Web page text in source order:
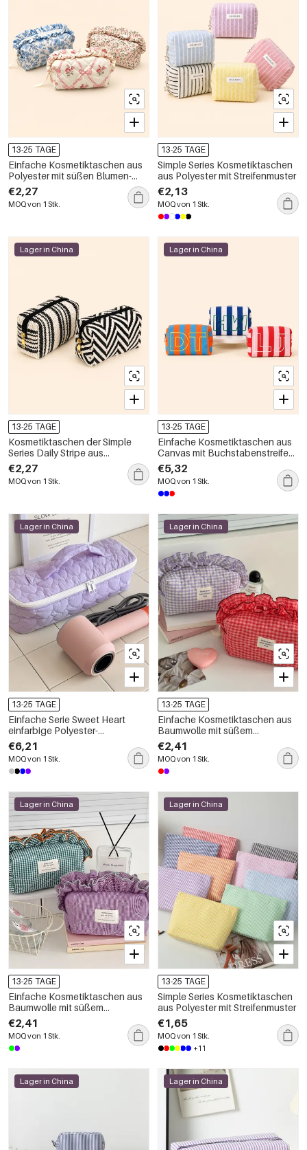
13-25 TAGE
Einfache Kosmetiktaschen aus
Polyester mit süßen Blumen-
und Tiermotiven, Schleifen und
Rosenmotiven
€2,27
MOQ von 1 Stk.
13-25 TAGE
Simple Series Kosmetiktaschen
aus Polyester mit Streifenmuster
€2,13
MOQ von 1 Stk.
Lager in China
13-25 TAGE
Kosmetiktaschen der Simple
Series Daily Stripe aus
gewebtem Polyester
€2,27
MOQ von 1 Stk.
Lager in China
13-25 TAGE
Einfache Kosmetiktaschen aus
Canvas mit Buchstabenstreifen
und bunten Mustern
€5,32
MOQ von 1 Stk.
Lager in China
13-25 TAGE
Einfache Serie Sweet Heart
einfarbige Polyester-
Kosmetiktaschen
€6,21
MOQ von 1 Stk.
Lager in China
13-25 TAGE
Einfache Kosmetiktaschen aus
Baumwolle mit süßem
Karomuster
€2,41
MOQ von 1 Stk.
Lager in China
13-25 TAGE
Einfache Kosmetiktaschen aus
Baumwolle mit süßem
Karomuster
€2,41
MOQ von 1 Stk.
Lager in China
13-25 TAGE
Simple Series Kosmetiktaschen
aus Polyester mit Streifenmuster
€1,65
MOQ von 1 Stk.
+11
Lager in China Lager in China